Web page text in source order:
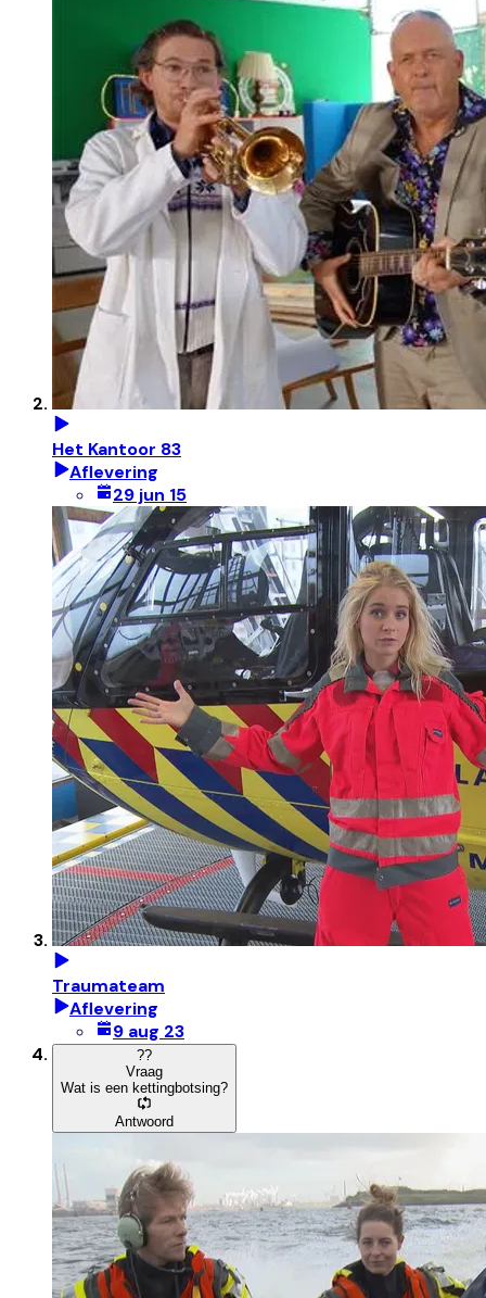
Het Kantoor 83
Aflevering
29 jun 15
Traumateam
Aflevering
9 aug 23
??
Vraag
Wat is een kettingbotsing?
Antwoord